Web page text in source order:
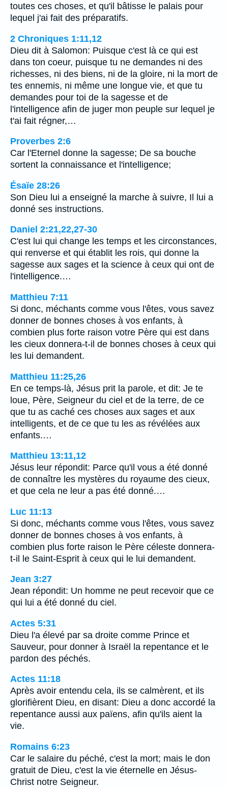
toutes ces choses, et qu'il bâtisse le palais pour
lequel j'ai fait des préparatifs.
2 Chroniques 1:11,12
Dieu dit à Salomon: Puisque c'est là ce qui est
dans ton coeur, puisque tu ne demandes ni des
richesses, ni des biens, ni de la gloire, ni la mort de
tes ennemis, ni même une longue vie, et que tu
demandes pour toi de la sagesse et de
l'intelligence afin de juger mon peuple sur lequel je
t'ai fait régner,…
Proverbes 2:6
Car l'Eternel donne la sagesse; De sa bouche
sortent la connaissance et l'intelligence;
Ésaïe 28:26
Son Dieu lui a enseigné la marche à suivre, Il lui a
donné ses instructions.
Daniel 2:21,22,27-30
C'est lui qui change les temps et les circonstances,
qui renverse et qui établit les rois, qui donne la
sagesse aux sages et la science à ceux qui ont de
l'intelligence.…
Matthieu 7:11
Si donc, méchants comme vous l'êtes, vous savez
donner de bonnes choses à vos enfants, à
combien plus forte raison votre Père qui est dans
les cieux donnera-t-il de bonnes choses à ceux qui
les lui demandent.
Matthieu 11:25,26
En ce temps-là, Jésus prit la parole, et dit: Je te
loue, Père, Seigneur du ciel et de la terre, de ce
que tu as caché ces choses aux sages et aux
intelligents, et de ce que tu les as révélées aux
enfants.…
Matthieu 13:11,12
Jésus leur répondit: Parce qu'il vous a été donné
de connaître les mystères du royaume des cieux,
et que cela ne leur a pas été donné.…
Luc 11:13
Si donc, méchants comme vous l'êtes, vous savez
donner de bonnes choses à vos enfants, à
combien plus forte raison le Père céleste donnera-
t-il le Saint-Esprit à ceux qui le lui demandent.
Jean 3:27
Jean répondit: Un homme ne peut recevoir que ce
qui lui a été donné du ciel.
Actes 5:31
Dieu l'a élevé par sa droite comme Prince et
Sauveur, pour donner à Israël la repentance et le
pardon des péchés.
Actes 11:18
Après avoir entendu cela, ils se calmèrent, et ils
glorifièrent Dieu, en disant: Dieu a donc accordé la
repentance aussi aux païens, afin qu'ils aient la
vie.
Romains 6:23
Car le salaire du péché, c'est la mort; mais le don
gratuit de Dieu, c'est la vie éternelle en Jésus-
Christ notre Seigneur.